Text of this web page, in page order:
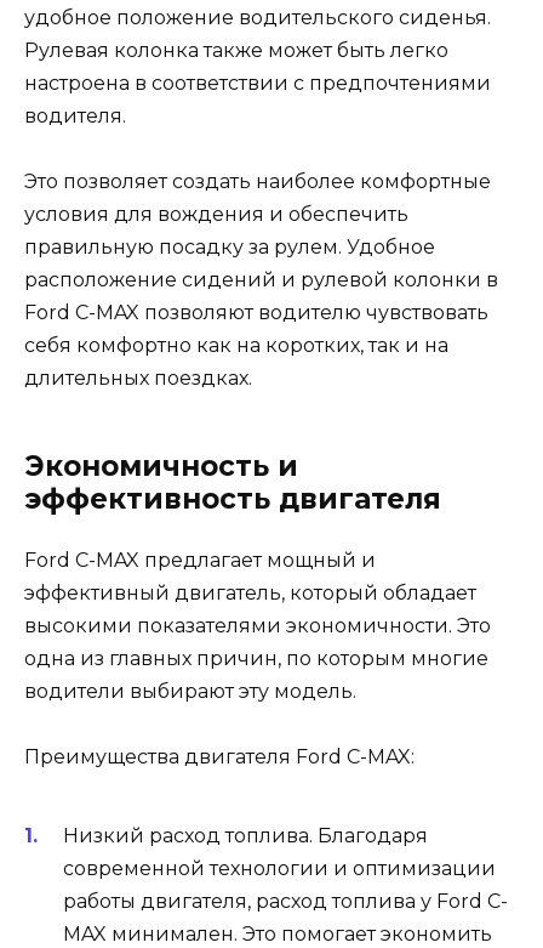
удобное положение водительского сиденья.
Рулевая колонка также может быть легко
настроена в соответствии с предпочтениями
водителя.
Это позволяет создать наиболее комфортные
условия для вождения и обеспечить
правильную посадку за рулем. Удобное
расположение сидений и рулевой колонки в
Ford C-MAX позволяют водителю чувствовать
себя комфортно как на коротких, так и на
длительных поездках.
Экономичность и
эффективность двигателя
Ford C-MAX предлагает мощный и
эффективный двигатель, который обладает
высокими показателями экономичности. Это
одна из главных причин, по которым многие
водители выбирают эту модель.
Преимущества двигателя Ford C-MAX:
Низкий расход топлива. Благодаря
современной технологии и оптимизации
работы двигателя, расход топлива у Ford C-
MAX минимален. Это помогает экономить